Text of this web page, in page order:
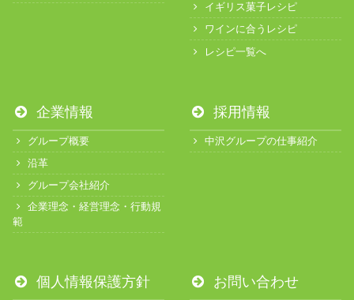
イギリス菓子レシピ
ワインに合うレシピ
レシピ一覧へ
企業情報
グループ概要
沿革
グループ会社紹介
企業理念・経営理念・行動規
範
採用情報
中沢グループの仕事紹介
個人情報保護方針 お問い合わせ